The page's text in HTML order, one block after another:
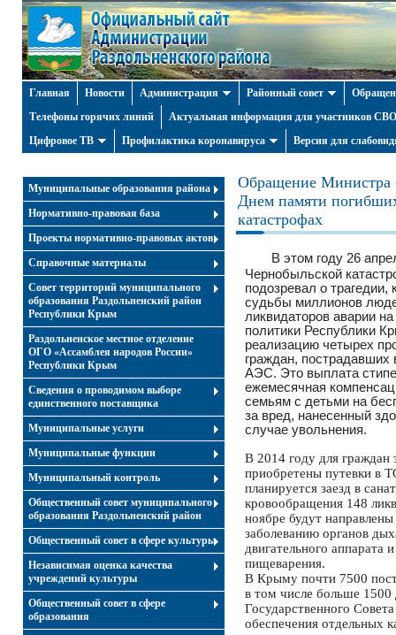
Главная Новости Администрация Районный совет
Телефоны горячих линий
Актуальная информация для участников СВО
Цифровое ТВ
Профилактика коронавируса Версия для
Муниципальные образования района
Нормативно-правовая база
Проекты нормативно-правовых актов
Справочные материалы
Совет территорий муниципального
образования Раздольненский район
Республики Крым
Раздольненское местное отделение
ОГО «Ассамблея народов России»
Республики Крым
Cведения о проводимом выборе
единственного поставщика
Муниципальные услуги
Муниципальные функции
Муниципальный контроль
Общественный совет муниципального
образования Раздольненский район
Общественный совет в сфере культуры
Независимая оценка качества
учреждений культуры
Общественный совет в сфере
образования
Обращение Министра
Днем памяти
катастрофах
В этом году 26
Чернобыльской
подозревал о
судьбы миллионов
ликвидаторов аварии
политики Республики
реализацию четырех
граждан, пострадавших
АЭС. Это выплата
ежемесячная
семьям с детьми на
за вред, нанесенный
случае увольнения.
В 2014 году для граждан
приобретены путевки в
планируется заезд в
кровообращения 148
ноябре будут
заболеванию органов
двигательного аппарата
пищеварения.
В Крыму почти 7500
в том числе больше 1500
Государственного
обеспечения отдельных